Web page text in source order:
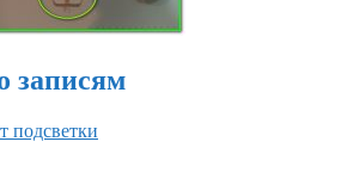
записям
подсветки